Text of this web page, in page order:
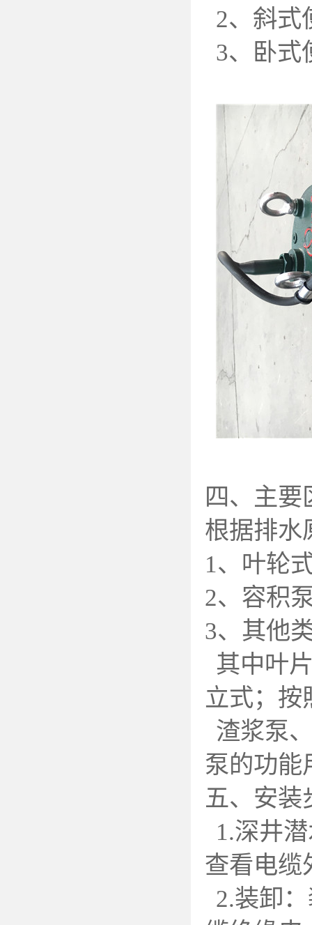
2、斜式
3、卧式
四、主要
根据排水
1、叶轮
2、容积
3、其他
其中叶
立式；按
渣浆泵
泵的功能
五、安装
1.深井
查看电缆
2.装卸